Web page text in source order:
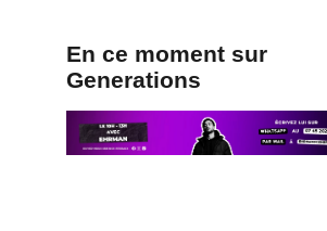
En ce moment sur
Generations